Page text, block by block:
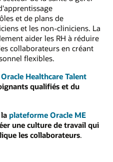
et de plans de
et les non-cliniciens. La
aider les RH à réduire
collaborateurs en créant
flexibles.
Oracle Healthcare Talent
qualifiés et du
plateforme Oracle ME
une culture de travail qui
les collaborateurs.